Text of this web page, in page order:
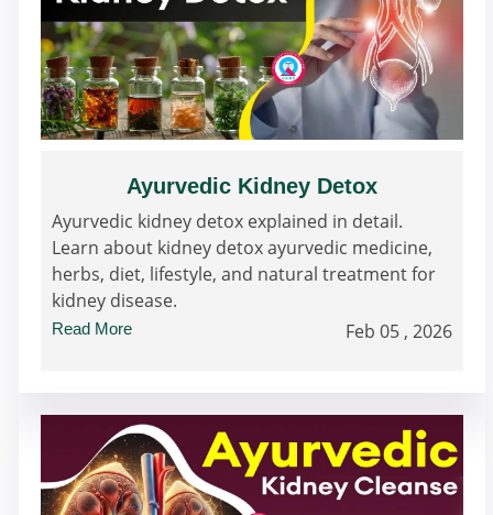
Ayurvedic Kidney Detox
Ayurvedic kidney detox explained in detail.
Learn about kidney detox ayurvedic medicine,
herbs, diet, lifestyle, and natural treatment for
kidney disease.
Read More Feb 05 , 2026